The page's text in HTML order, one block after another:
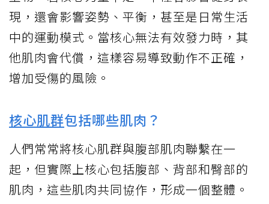
現，還會影響姿勢、平衡，甚至是日常生活
中的運動模式。當核心無法有效發力時，其
他肌肉會代償，這樣容易導致動作不正確，
增加受傷的風險。
核心肌群包括哪些肌肉？
人們常常將核心肌群與腹部肌肉聯繫在一
起，但實際上核心包括腹部、背部和臀部的
肌肉，這些肌肉共同協作，形成一個整體。